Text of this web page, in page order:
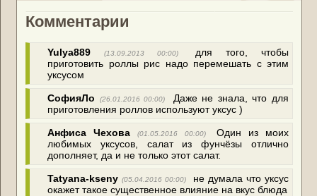
Комментарии
Yulya889 (13.09.2013 00:00)
для того, чтобы
приготовить роллы рис надо перемешать с этим
уксусом
СофияЛо (26.01.2016 00:00)
Даже не знала, что для
приготовления роллов используют уксус )
Анфиса Чехова (01.05.2016 00:00)
Один из моих
любимых уксусов, салат из фунчёзы отлично
дополняет, да и не только этот салат.
Tatyana-kseny (05.04.2016 00:00)
не думала что уксус
окажет такое существенное влияние на вкус блюда